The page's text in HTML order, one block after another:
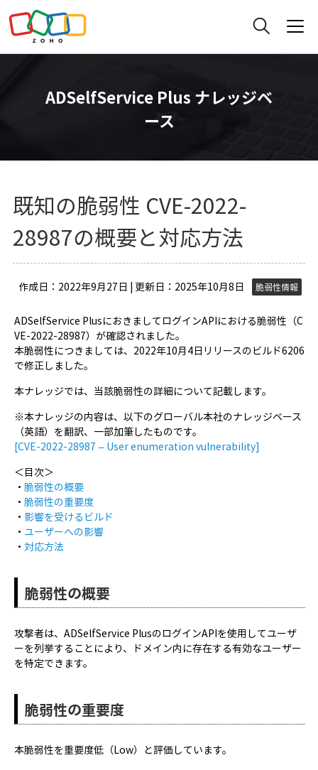
ADSelfService Plus ナレッジベ
ース
既知の脆弱性 CVE-2022-
28987の概要と対応方法
作成日：2022年9月27日 | 更新日：2025年10月8日 脆弱性情報
ADSelfService PlusにおきましてログインAPIにおける脆弱性（C
VE-2022-28987）が確認されました。
本脆弱性につきましては、2022年10月4日リリースのビルド6206
で修正しました。
本ナレッジでは、当該脆弱性の詳細について記載します。
※本ナレッジの内容は、以下のグローバル本社のナレッジベース
（英語）を翻訳、一部加筆したものです。
[CVE-2022-28987 – User enumeration vulnerability]
＜目次＞
・ 脆弱性の概要
・ 脆弱性の重要度
・ 影響を受けるビルド
・ ユーザーへの影響
・ 対応方法
脆弱性の概要
攻撃者は、ADSelfService PlusのログインAPIを使用してユーザ
ーを列挙することにより、ドメイン内に存在する有効なユーザー
を特定できます。
脆弱性の重要度
本脆弱性を重要度低（Low）と評価しています。